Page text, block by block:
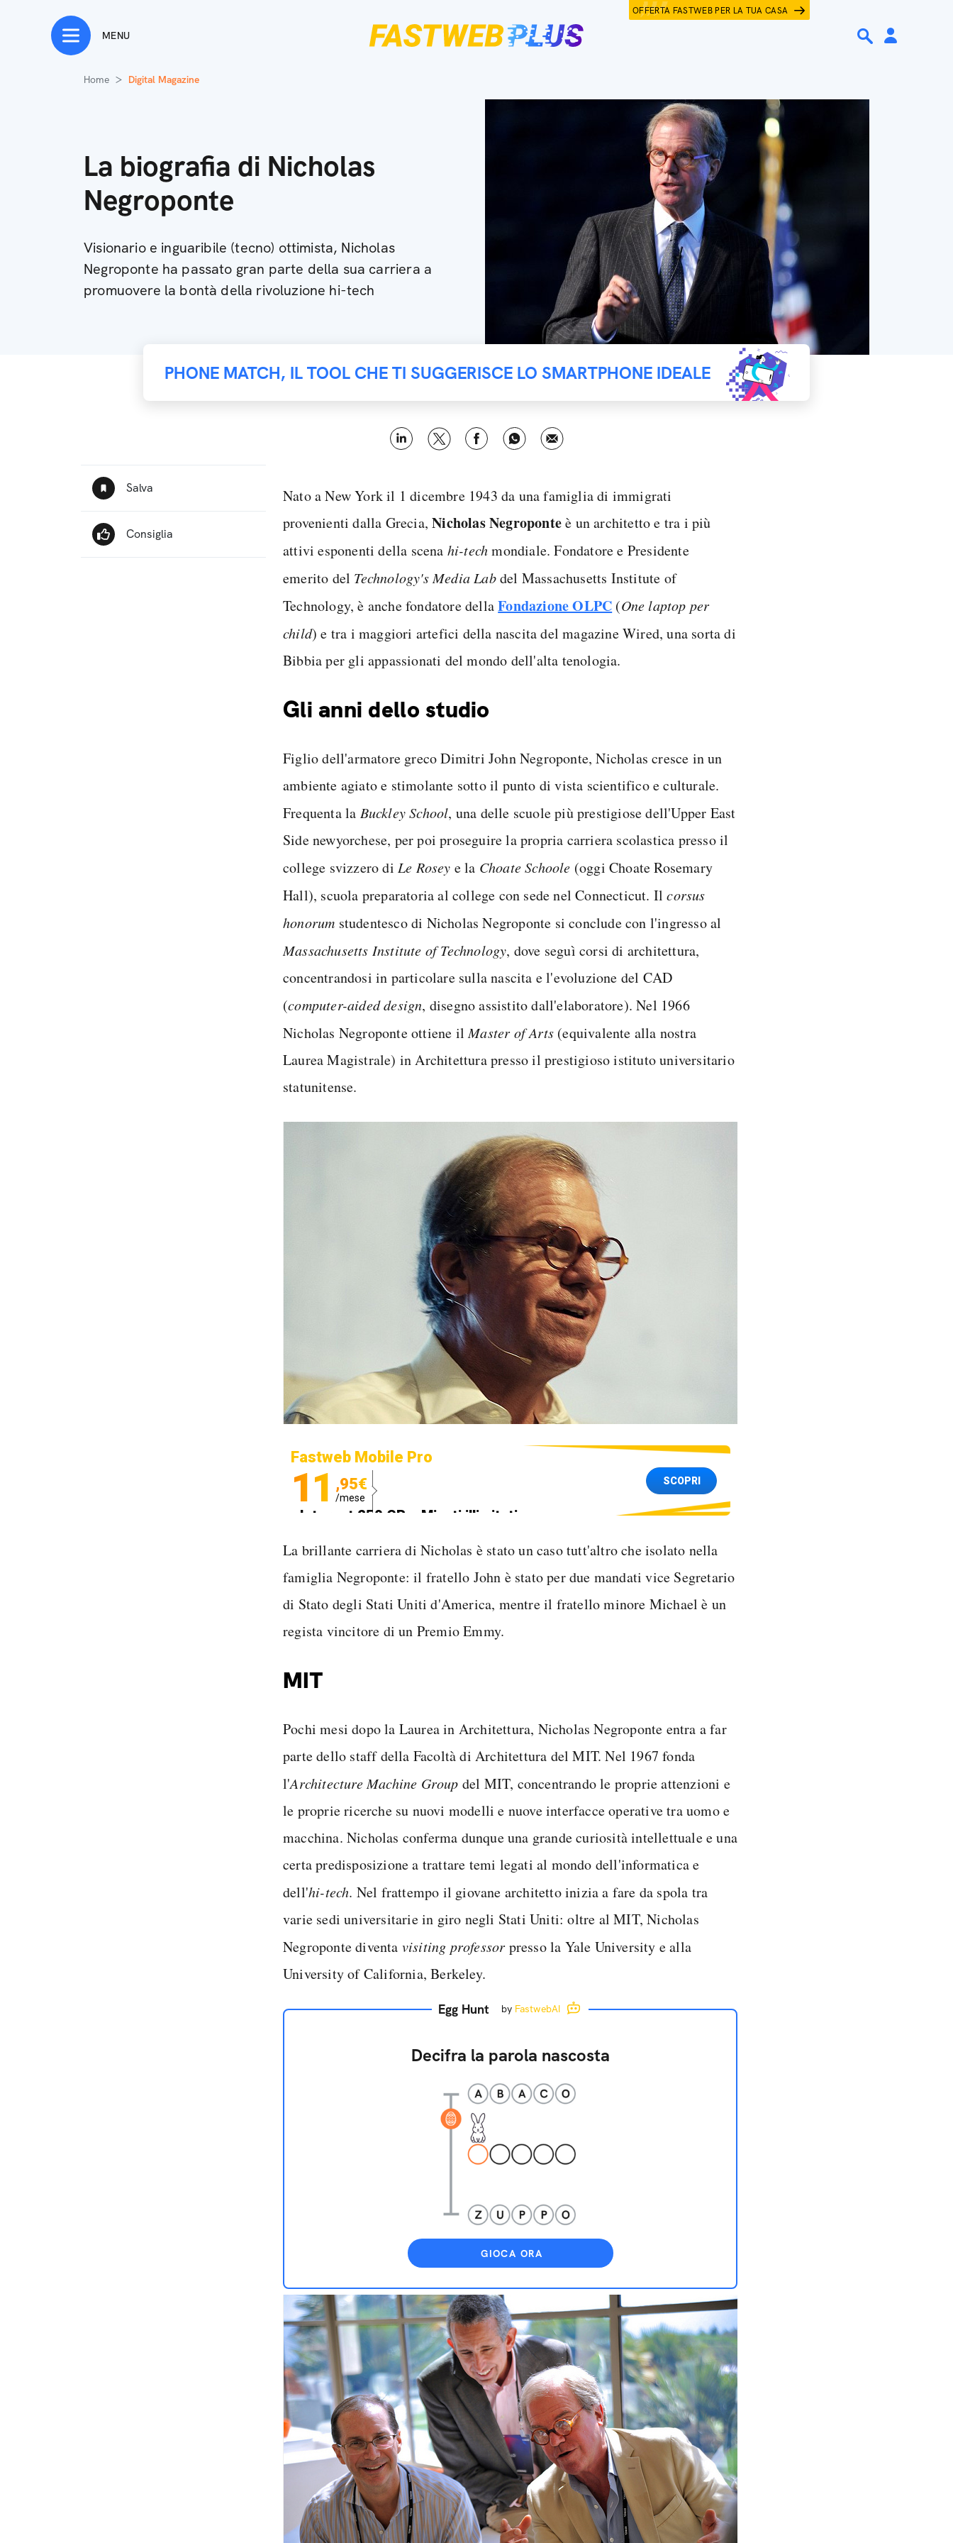
OFFERTA FASTWEB PER LA TUA CASA
MENU
Home Digital Magazine
La biografia di Nicholas
Negroponte
Visionario e inguaribile (tecno) ottimista, Nicholas
Negroponte ha passato gran parte della sua carriera a
promuovere la bontà della rivoluzione hi-tech
PHONE MATCH, IL TOOL CHE TI SUGGERISCE LO SMARTPHONE IDEALE
Nato a New York il 1 dicembre 1943 da una famiglia di immigrati
provenienti dalla Grecia,Nicholas Negroponteè un architetto e tra i più
attivi esponenti della scena hi-techmondiale. Fondatore e Presidente
emerito del Technology's Media Labdel Massachusetts Institute of
Technology, è anche fondatore dellaFondazione OLPC (One laptop per
child) e tra i maggiori artefici della nascita del magazine Wired, una sorta di
Bibbia per gli appassionati del mondo dell'alta tenologia.
Gli anni dello studio
Figlio dell'armatore greco Dimitri John Negroponte, Nicholas cresce in un
ambiente agiato e stimolante sotto il punto di vista scientifico e culturale.
Frequenta la Buckley School, una delle scuole più prestigiose dell'Upper East
Side newyorchese, per poi proseguire la propria carriera scolastica presso il
college svizzero di Le Rosey e la Choate Schoole (oggi Choate Rosemary
Hall), scuola preparatoria al college con sede nel Connecticut. Ilcorsus
honorum studentesco di Nicholas Negroponte si conclude con l'ingresso al
Massachusetts Institute of Technology, dove seguì corsi di architettura,
concentrandosi in particolare sulla nascita e l'evoluzione del CAD
(computer-aided design, disegno assistito dall'elaboratore). Nel 1966
Nicholas Negroponte ottiene ilMaster of Arts (equivalente alla nostra
Laurea Magistrale) in Architettura presso il prestigioso istituto universitario
statunitense.
Fastweb Mobile Pro
11 ,95€
/mese
Internet 250 GB e Minuti illimitati
SCOPRI
La brillante carriera di Nicholas è stato un caso tutt'altro che isolato nella
famiglia Negroponte: il fratello John è stato per due mandati vice Segretario
di Stato degli Stati Uniti d'America, mentre il fratello minore Michael è un
regista vincitore di un Premio Emmy.
MIT
Pochi mesi dopo la Laurea in Architettura, Nicholas Negroponte entra a far
parte dello staff della Facoltà di Architettura del MIT. Nel 1967 fonda
l'Architecture Machine Group del MIT, concentrando le proprie attenzioni e
le proprie ricerche su nuovi modelli e nuove interfacce operative tra uomo e
macchina. Nicholas conferma dunque una grande curiosità intellettuale e una
certa predisposizione a trattare temi legati al mondo dell'informatica e
dell'hi-tech. Nel frattempo il giovane architetto inizia a fare da spola tra
varie sedi universitarie in giro negli Stati Uniti: oltre al MIT, Nicholas
Negroponte diventa visiting professor presso la Yale University e alla
University of California, Berkeley.
Egg Hunt by FastwebAI
Decifra la parola nascosta
GIOCA ORA